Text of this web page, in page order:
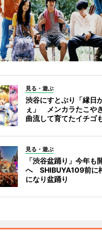
見る・遊ぶ
渋谷にすとぷり「縁日
ぇ」 メンカラたこや
曲流して育てたイチゴ
見る・遊ぶ
「渋谷盆踊り」今年も
へ SHIBUYA109前に
になり盆踊り